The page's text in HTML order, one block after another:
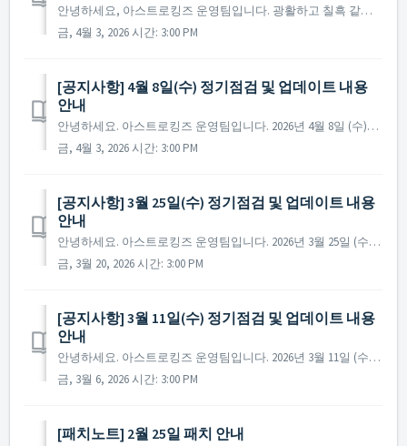
안녕하세요, 아스트로킹즈 운영팀입니다. 광활하고 칠흑 같은 우주의 바다를 누비는 전설, 우주 SF를 대표하는 명작 애니메이션 "우주해적 캡틴 하록"의 영웅들이 다시 한 번 아스트로킹즈의 은하계로 찾아옵니다. 자유를 위해 펄럭이는 해적 깃발과 함께 ...
금, 4월 3, 2026 시간: 3:00 PM
[공지사항] 4월 8일(수) 정기점검 및 업데이트 내용
안내
안녕하세요. 아스트로킹즈 운영팀입니다. 2026년 4월 8일 (수)에 진행 예정인 정기 점검 및 업데이트에 대해 안내드립니다. ※ 점검 내용은 상황에 따라 변경될 수 있으며, 변경 시 본 공지로 안내드릴 예정입니다. ▶ 정기점검 및 업데이트 사전 안내 - 점검 ...
금, 4월 3, 2026 시간: 3:00 PM
[공지사항] 3월 25일(수) 정기점검 및 업데이트 내용
안내
안녕하세요. 아스트로킹즈 운영팀입니다. 2026년 3월 25일 (수)에 진행 예정인 정기 점검 및 업데이트에 대해 안내드립니다. ※ 점검 내용은 상황에 따라 변경될 수 있으며, 변경 시 본 공지로 안내드릴 예정입니다. ▶ 정기점검 및 업데이트 사전 안내 -...
금, 3월 20, 2026 시간: 3:00 PM
[공지사항] 3월 11일(수) 정기점검 및 업데이트 내용
안내
안녕하세요. 아스트로킹즈 운영팀입니다. 2026년 3월 11일 (수)에 진행 예정인 정기 점검 및 업데이트에 대해 안내드립니다. ※ 점검 내용은 상황에 따라 변경될 수 있으며, 변경 시 본 공지로 안내드릴 예정입니다. ▶ 정기점검 및 업데이트 사전 안내 - 점검 일정...
금, 3월 6, 2026 시간: 3:00 PM
[패치노트] 2월 25일 패치 안내